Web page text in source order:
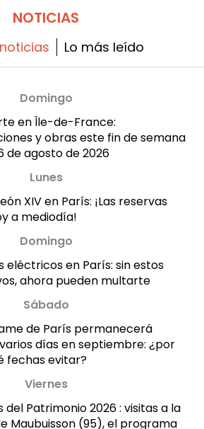
al 30 de agosto, vive el cine de
en un marco único en
NOTICIAS
Lo más leído
Domingo
en Île-de-France:
y obras este fin de semana
de agosto de 2026
Lunes
XIV en París: ¡Las reservas
a mediodía!
Domingo
eléctricos en París: sin estos
ahora pueden multarte
Sábado
de París permanecerá
días en septiembre: ¿por
fechas evitar?
Viernes
del Patrimonio 2026 : visitas a la
Maubuisson (95), el programa